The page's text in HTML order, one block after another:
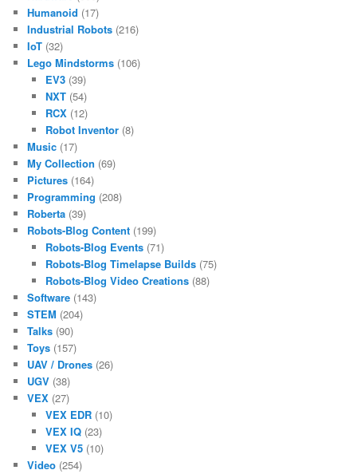
Humanoid (17)
Industrial Robots (216)
IoT (32)
Lego Mindstorms (106)
EV3(39)
NXT(54)
RCX(12)
Robot Inventor(8)
Music (17)
My Collection (69)
Pictures (164)
Programming (208)
Roberta (39)
Robots-Blog Content (199)
Robots-Blog Events(71)
Robots-Blog Timelapse Builds(75)
Robots-Blog Video Creations(88)
Software (143)
STEM (204)
Talks (90)
Toys (157)
UAV / Drones (26)
UGV (38)
VEX (27)
VEX EDR(10)
VEX IQ(23)
VEX V5(10)
Video (254)